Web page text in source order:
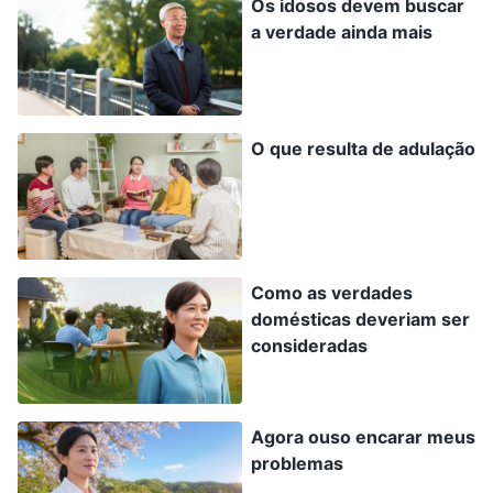
dos irmãos quanto à entrada na vida. Ela havia
sido revelada como uma falsa líder. Se
permanecesse em seus deveres, ela só
interromperia e obstruiria o trabalho da igreja e
atrasaria a entrada dos irmãos na vida. Então,
mais uma vez, comunguei com os diáconos a
questão de substituí-la. Depois da minha
comunhão, os diáconos ficaram em silencio, mas
pude ver que ainda não concordavam com a
demissão dela. Naquele momento, hesitei: “Se eu
insistir no meu ponto de vista aqui e continuar a
diáconos dirão que eu sou arrogante e arbitrária
demais e que não aceito a opinião de outros? Se
Os idosos devem buscar
a verdade ainda mais
O que resulta de adulação
Como as verdades
domésticas deveriam ser
consideradas
Agora ouso encarar meus
problemas